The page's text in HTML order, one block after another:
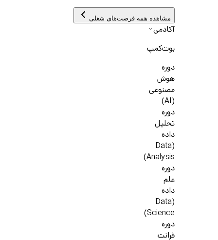
مشاهده همه فرصت‌های شغلی
آکادمی
بوت‌کمپ
دوره
هوش
مصنوعی
(AI)
دوره
تحلیل
داده
(Data
Analysis)
دوره
علم
داده
(Data
Science)
دوره
فرانت